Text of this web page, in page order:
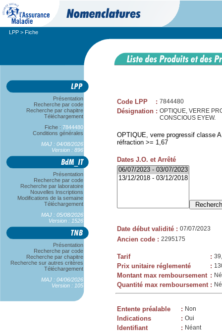
LPP > Fiche
Présentation
Recherche par code
Recherche par chapitre
Téléchargement
Fiche : 7844480
Conditions générales
MAJ : 04/08/2026
Version : 896
Présentation
Recherche par code
Recherche par laboratoire
Nouvelles Inscriptions
Modifications de la semaine
Téléchargement
MAJ : 05/08/2026
Version : 1526
Présentation
Recherche par code
Recherche par chapitre
Recherche sur autres critères
Téléchargement
MAJ : 04/06/2026
Version : 105
Code LPP : 7844480
Désignation : OPTIQUE, VERRE
CONSCIOUS EYEW.
OPTIQUE, verre progressif classe
réfraction >= 1,67
Dates J.O. et Arrêté
Date début validité : 07/07/2023
Ancien code : 2295175
Tarif :
Prix unitaire réglementé :
Montant max remboursement :
Quantité max remboursement :
Entente préalable : Non
Indications : Oui
Identifiant : Néant